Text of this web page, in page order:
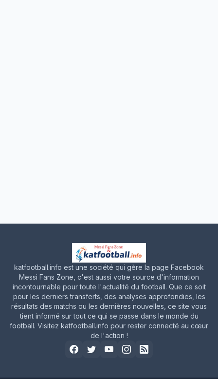
katfootball.info est une société qui gère la page Facebook
Messi Fans Zone, c'est aussi votre source d'information
incontournable pour toute l'actualité du football. Que ce soit
pour les derniers transferts, des analyses approfondies, les
résultats des matchs ou les dernières nouvelles, ce site vous
tient informé sur tout ce qui se passe dans le monde du
football. Visitez katfootball.info pour rester connecté au cœur
de l'action !